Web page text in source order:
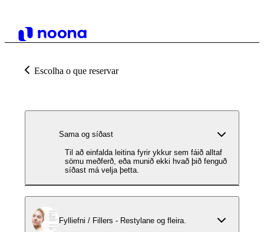
Escolha o que reservar
Sama og síðast
Til að einfalda leitina fyrir ykkur sem fáið alltaf
sömu meðferð, eða munið ekki hvað þið fenguð
síðast má velja þetta.
Fylliefni / Fillers - Restylane og fleira.